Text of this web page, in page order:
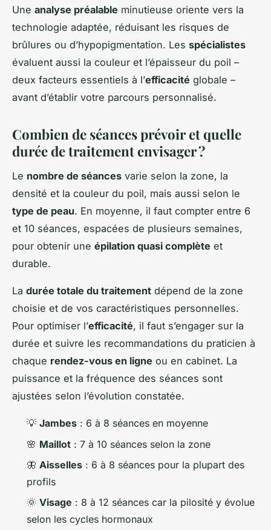
Une analyse préalable minutieuse oriente vers la
technologie adaptée, réduisant les risques de
brûlures ou d’hypopigmentation. Les spécialistes
évaluent aussi la couleur et l’épaisseur du poil –
deux facteurs essentiels à l’efficacité globale –
avant d’établir votre parcours personnalisé.
Combien de séances prévoir et quelle
durée de traitement envisager ?
Le nombre de séances varie selon la zone, la
densité et la couleur du poil, mais aussi selon le
type de peau. En moyenne, il faut compter entre 6
et 10 séances, espacées de plusieurs semaines,
pour obtenir une épilation quasi complète et
durable.
La durée totale du traitement dépend de la zone
choisie et de vos caractéristiques personnelles.
Pour optimiser l’efficacité, il faut s’engager sur la
durée et suivre les recommandations du praticien à
chaque rendez-vous en ligne ou en cabinet. La
puissance et la fréquence des séances sont
ajustées selon l’évolution constatée.
💡 Jambes : 6 à 8 séances en moyenne
🌸 Maillot : 7 à 10 séances selon la zone
🦋 Aisselles : 6 à 8 séances pour la plupart des
profils
🌞 Visage : 8 à 12 séances car la pilosité y évolue
selon les cycles hormonaux